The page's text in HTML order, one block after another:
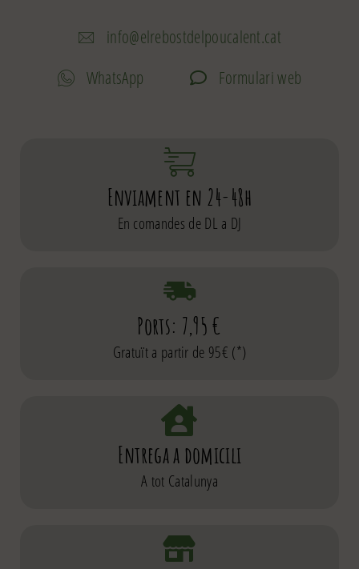
info@elrebostdelpoucalent.cat
WhatsApp
Formulari web
Enviament en 24-48h
En comandes de DL a DJ
Ports: 7,95 €
Gratuït a partir de 95€ (*)
Entrega a domicili
A tot Catalunya